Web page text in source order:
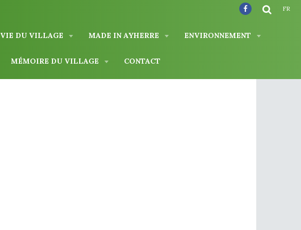
VIE DU VILLAGE MADE IN AYHERRE ENVIRONNEMENT
MÉMOIRE DU VILLAGE CONTACT
FR